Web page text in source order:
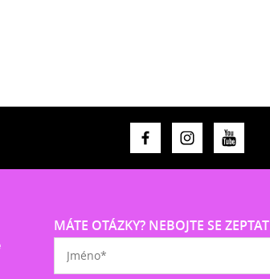
MÁTE OTÁZKY? NEBOJTE SE ZEPTAT